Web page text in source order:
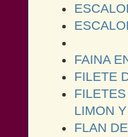
FAINA
FILETE
LIMON
FLAN